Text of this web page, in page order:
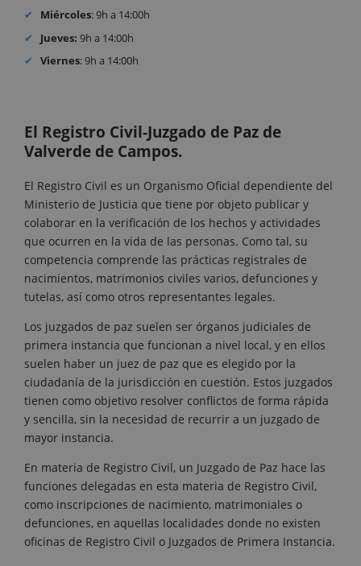
Miércoles: 9h a 14:00h
Jueves: 9h a 14:00h
Viernes: 9h a 14:00h
El Registro Civil-Juzgado de Paz de
Valverde de Campos.
El Registro Civil es un Organismo Oficial dependiente del
Ministerio de Justicia que tiene por objeto publicar y
colaborar en la verificación de los hechos y actividades
que ocurren en la vida de las personas. Como tal, su
competencia comprende las prácticas registrales de
nacimientos, matrimonios civiles varios, defunciones y
tutelas, así como otros representantes legales.
Los juzgados de paz suelen ser órganos judiciales de
primera instancia que funcionan a nivel local, y en ellos
suelen haber un juez de paz que es elegido por la
ciudadanía de la jurisdicción en cuestión. Estos juzgados
tienen como objetivo resolver conflictos de forma rápida
y sencilla, sin la necesidad de recurrir a un juzgado de
mayor instancia.
En materia de Registro Civil, un Juzgado de Paz hace las
funciones delegadas en esta materia de Registro Civil,
como inscripciones de nacimiento, matrimoniales o
defunciones, en aquellas localidades donde no existen
oficinas de Registro Civil o Juzgados de Primera Instancia.